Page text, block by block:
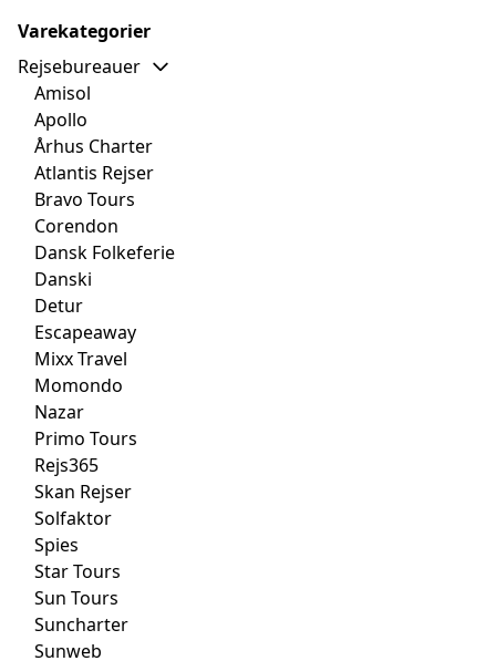
Varekategorier
Rejsebureauer
Amisol
Apollo
Århus Charter
Atlantis Rejser
Bravo Tours
Corendon
Dansk Folkeferie
Danski
Detur
Escapeaway
Mixx Travel
Momondo
Nazar
Primo Tours
Rejs365
Skan Rejser
Solfaktor
Spies
Star Tours
Sun Tours
Suncharter
Sunweb